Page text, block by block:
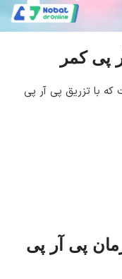
پی کمر
که با تزریق پی آر پی
پی آر پی